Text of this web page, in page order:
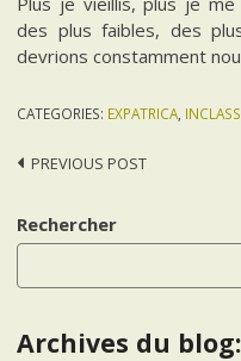
des plus faibles, des
devrions constamment
CATEGORIES: EXPATRICA
Post
PREVIOUS POST
Rechercher
Archives du blog: